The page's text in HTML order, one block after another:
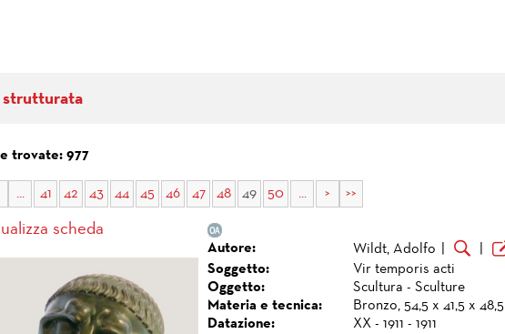
strutturata
trovate: 977
... 41 42 43 44 45 46 47 48 49 50 ... > >>
scheda
Autore: Wildt, Adolfo
Soggetto:
Vir temporis acti
Oggetto:
Scultura - Sculture
Materia e tecnica:
Bronzo, 54,5 x 41,5 x 48,5
Datazione:
XX - 1911 - 1911